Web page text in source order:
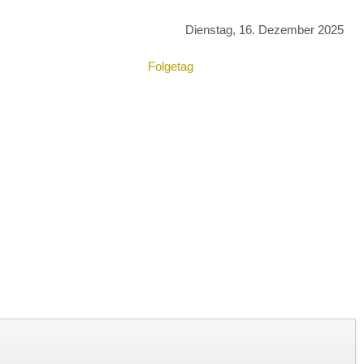
Dienstag, 16. Dezember 2025
Folgetag